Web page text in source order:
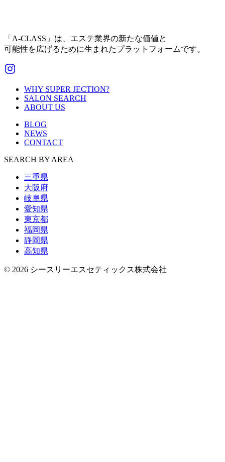
「A-CLASS」は、エステ業界の新たな価値と
可能性を広げるために生まれたプラットフォームです。
WHY SUPER JECTION?
SALON SEARCH
ABOUT US
BLOG
NEWS
CONTACT
SEARCH BY AREA
三重県
大阪府
岐阜県
愛知県
東京都
福岡県
静岡県
高知県
© 2026 シースリーエスセティックス株式会社